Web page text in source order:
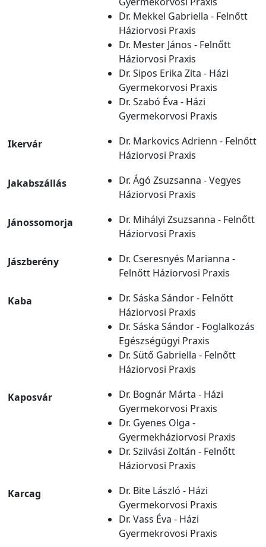
Dr. Mekkel Gabriella - Felnőtt
Háziorvosi Praxis
Dr. Mester János - Felnőtt
Háziorvosi Praxis
Dr. Sipos Erika Zita - Házi
Gyermekorvosi Praxis
Dr. Szabó Éva - Házi
Gyermekorvosi Praxis
Ikervár
Dr. Markovics Adrienn - Felnőtt
Háziorvosi Praxis
Jakabszállás
Dr. Ágó Zsuzsanna - Vegyes
Háziorvosi Praxis
Jánossomorja
Dr. Mihályi Zsuzsanna - Felnőtt
Háziorvosi Praxis
Jászberény
Dr. Cseresnyés Marianna -
Felnőtt Háziorvosi Praxis
Kaba
Dr. Sáska Sándor - Felnőtt
Háziorvosi Praxis
Dr. Sáska Sándor - Foglalkozás
Egészségügyi Praxis
Dr. Sütő Gabriella - Felnőtt
Háziorvosi Praxis
Kaposvár
Dr. Bognár Márta - Házi
Gyermekorvosi Praxis
Dr. Gyenes Olga -
Gyermekháziorvosi Praxis
Dr. Szilvási Zoltán - Felnőtt
Háziorvosi Praxis
Karcag
Dr. Bite László - Házi
Gyermekorvosi Praxis
Dr. Vass Éva - Házi
Gyermekrovosi Praxis